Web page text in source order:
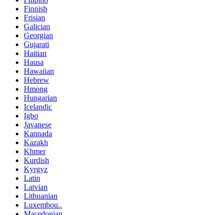
Finnish
Frisian
Galician
Georgian
Gujarati
Haitian
Hausa
Hawaiian
Hebrew
Hmong
Hungarian
Icelandic
Igbo
Javanese
Kannada
Kazakh
Khmer
Kurdish
Kyrgyz
Latin
Latvian
Lithuanian
Luxembou..